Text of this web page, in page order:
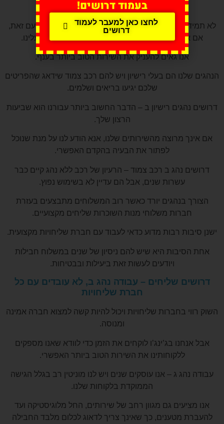
ללקוחותיהם.
לא תמיד קל למצוא חברת שליחויות עם ניסיון של שנים. עם זאת,
אם אתם מחפשים איש מקצוע, תמיד תוכלו לסמוך עלינו.
אנו גאים להעניק את השירות הטוב ביותר בענף.
הנהגים שלנו הם בעלי רישיון ויש להם רכב צמוד שידאג שהפריטים
שלכם יגיעו בריאים ושלמים.
דרושים נהגים רישיון ב – הדבר החשוב ביותר עבורנו הוא שביעות
הרצון שלך.
אם אינך מרוצה מהשירותים שלנו, אנא הודע לנו על מנת שנוכל
לפתור את הבעיה בהקדם האפשרי.
דרושים נהג ב רכב צמוד – הרעיון של רכב ללא נהג קיים כבר
עשרות שנים, אבל הם עדיין לא בשימוש נפוץ.
הצורך בנהגים יורד כאשר רוב המשלוחים מתבצעים בעזרת
חברות משלוחי מנות השוכרות שליחים מקצועיים.
ישנן סיבות רבות מדוע כדאי לעבוד עם חברת שליחויות מקצועית.
אחת הסיבות היא שיש להם ניסיון של שנים במשלוח חבילות
ויודעים לעשות זאת ביעילות ובבטיחות.
דרושים שליחים – עבודה נהג ב, לא עובדים עם כל
חברת שליחויות
השוק רווי בחברות שליחויות ויכול להיות קשה למצוא חברה אמינה
ומנוסה.
אבל אנחנו בג’ינג’ו לוקחים את הזמן כדי לוודא שאנו מספקים
ללקוחותינו את השירות הטוב ביותר האפשרי.
עבודה נהג ג – אנו עוסקים שנים ויש לנו מוניטין רב בגלל הגישה
הממוקדת בלקוחות שלנו.
אנו מציעים גם מגוון רחב של שירותים, החל מלוגיסטיקה ועד
להעברת מטענים, כך שאינך צריך לדאוג לכלום מלבד החבילה
בעמוד דרושים!
לחצו כאן למעבר לעמוד
דרושים